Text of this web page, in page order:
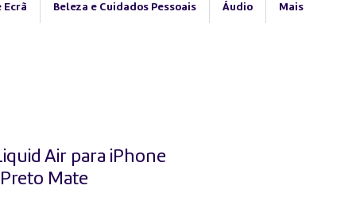
Ecrã Beleza e Cuidados Pessoais Áudio Mais
Air para iPhone
Mate